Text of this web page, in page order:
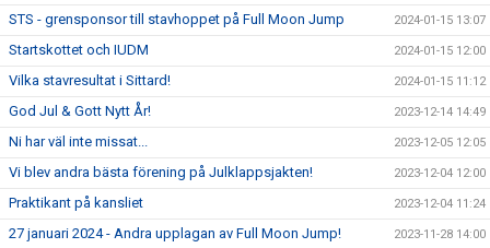
STS - grensponsor till stavhoppet på Full Moon Jump 2024-01-15 13:07
Startskottet och IUDM 2024-01-15 12:00
Vilka stavresultat i Sittard! 2024-01-15 11:12
God Jul & Gott Nytt År! 2023-12-14 14:49
Ni har väl inte missat... 2023-12-05 12:05
Vi blev andra bästa förening på Julklappsjakten! 2023-12-04 12:00
Praktikant på kansliet 2023-12-04 11:24
27 januari 2024 - Andra upplagan av Full Moon Jump! 2023-11-28 14:00